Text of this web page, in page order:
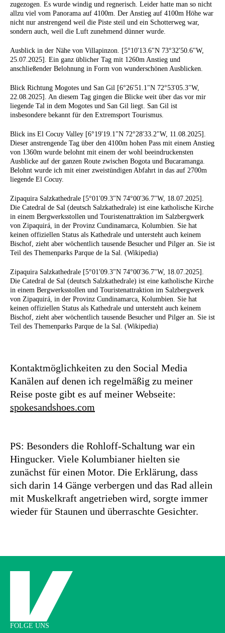
zugezogen. Es wurde windig und regnerisch. Leider hatte man so nicht
allzu viel vom Panorama auf 4100m. Der Anstieg auf 4100m Höhe war
nicht nur anstrengend weil die Piste steil und ein Schotterweg war,
sondern auch, weil die Luft zunehmend dünner wurde.
Ausblick in der Nähe von Villapinzon. [5°10'13.6"N 73°32'50.6"W,
25.07.2025]. Ein ganz üblicher Tag mit 1260m Anstieg und
anschließender Belohnung in Form von wunderschönen Ausblicken.
Blick Richtung Mogotes und San Gil [6°26'51.1"N 72°53'05.3"W,
22.08.2025]. An diesem Tag gingen die Blicke weit über das vor mir
liegende Tal in dem Mogotes und San Gil liegt. San Gil ist
insbesondere bekannt für den Extremsport Tourismus.
Blick ins El Cocuy Valley [6°19'19.1"N 72°28'33.2"W, 11.08.2025].
Dieser anstrengende Tag über den 4100m hohen Pass mit einem Anstieg
von 1360m wurde belohnt mit einem der wohl beeindruckensten
Ausblicke auf der ganzen Route zwischen Bogota und Bucaramanga.
Belohnt wurde ich mit einer zweistündigen Abfahrt in das auf 2700m
liegende El Cocuy.
Zipaquira Salzkathedrale [5°01'09.3"N 74°00'36.7"W, 18.07.2025].
Die Catedral de Sal (deutsch Salzkathedrale) ist eine katholische Kirche
in einem Bergwerksstollen und Touristenattraktion im Salzbergwerk
von Zipaquirá, in der Provinz Cundinamarca, Kolumbien. Sie hat
keinen offiziellen Status als Kathedrale und untersteht auch keinem
Bischof, zieht aber wöchentlich tausende Besucher und Pilger an. Sie ist
Teil des Themenparks Parque de la Sal. (Wikipedia)
Zipaquira Salzkathedrale [5°01'09.3"N 74°00'36.7"W, 18.07.2025].
Die Catedral de Sal (deutsch Salzkathedrale) ist eine katholische Kirche
in einem Bergwerksstollen und Touristenattraktion im Salzbergwerk
von Zipaquirá, in der Provinz Cundinamarca, Kolumbien. Sie hat
keinen offiziellen Status als Kathedrale und untersteht auch keinem
Bischof, zieht aber wöchentlich tausende Besucher und Pilger an. Sie ist
Teil des Themenparks Parque de la Sal. (Wikipedia)
Kontaktmöglichkeiten zu den Social Media
Kanälen auf denen ich regelmäßig zu meiner
Reise poste gibt es auf meiner Webseite:
spokesandshoes.com
PS: Besonders die Rohloff-Schaltung war ein
Hingucker. Viele Kolumbianer hielten sie
zunächst für einen Motor. Die Erklärung, dass
sich darin 14 Gänge verbergen und das Rad allein
mit Muskelkraft angetrieben wird, sorgte immer
wieder für Staunen und überraschte Gesichter.
FOLGE UNS